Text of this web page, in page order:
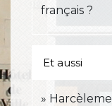
français ?
Et aussi